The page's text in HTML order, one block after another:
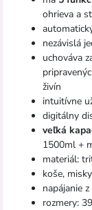
ohrieva a
nezávislá
uchováva
živín
intuitívne
digitálny
veľká
1500ml +
materiál:
koše,
napájanie
rozmery: